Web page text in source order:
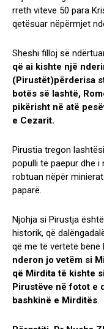
rreth viteve 50 para
qetësuar nëpërmjet
Sheshi filloj së
që ai kishte një
(Pirustët)përderisa
botës së lashtë,
pikërisht në atë
e Cezarit.
Pirustia tregon
populli të paepur dhe
robtuan nëpër
paparë.
Njohja si Pirustja
historik, që
që me të vërtetë bënë
nderon jo vetëm si
që Mirdita të kishte
Pirustëve në fotot e
bashkinë e Mirditës.